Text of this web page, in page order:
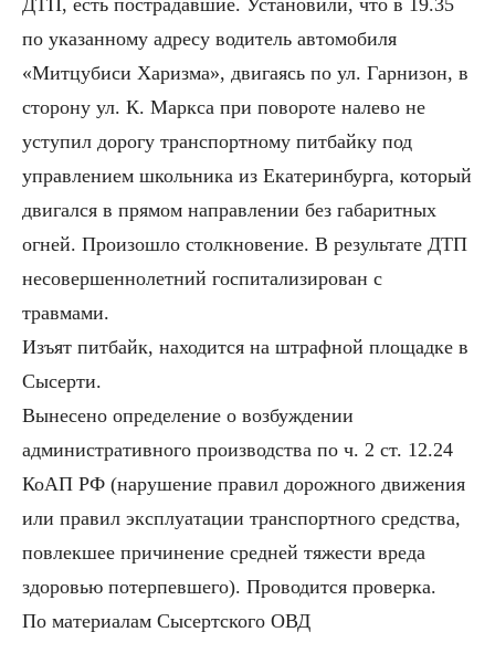
по указанному адресу водитель автомобиля
«Митцубиси Харизма», двигаясь по ул. Гарнизон, в
сторону ул. К. Маркса при повороте налево не
уступил дорогу транспортному питбайку под
управлением школьника из Екатеринбурга, который
двигался в прямом направлении без габаритных
огней. Произошло столкновение. В результате ДТП
несовершеннолетний госпитализирован с
травмами.
Изъят питбайк, находится на штрафной площадке в
Сысерти.
Вынесено определение о возбуждении
административного производства по ч. 2 ст. 12.24
КоАП РФ (нарушение правил дорожного движения
или правил эксплуатации транспортного средства,
повлекшее причинение средней тяжести вреда
здоровью потерпевшего). Проводится проверка.
По материалам Сысертского ОВД